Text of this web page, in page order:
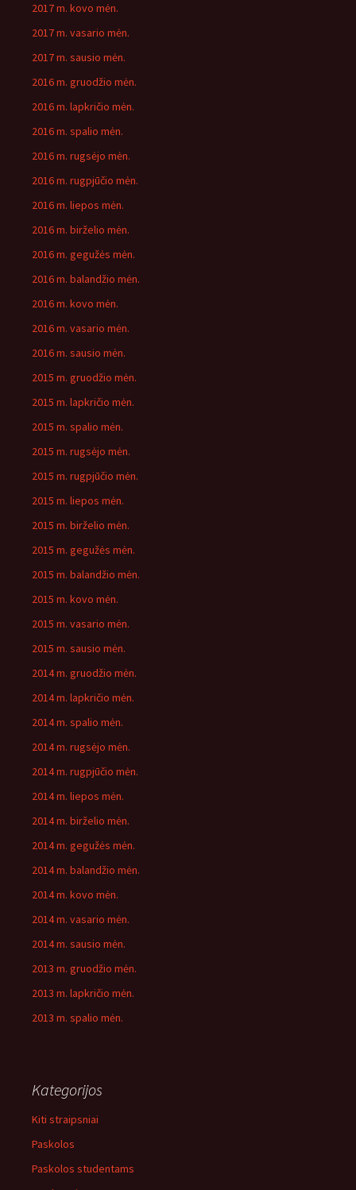
2017 m. kovo mėn.
2017 m. vasario mėn.
2017 m. sausio mėn.
2016 m. gruodžio mėn.
2016 m. lapkričio mėn.
2016 m. spalio mėn.
2016 m. rugsėjo mėn.
2016 m. rugpjūčio mėn.
2016 m. liepos mėn.
2016 m. birželio mėn.
2016 m. gegužės mėn.
2016 m. balandžio mėn.
2016 m. kovo mėn.
2016 m. vasario mėn.
2016 m. sausio mėn.
2015 m. gruodžio mėn.
2015 m. lapkričio mėn.
2015 m. spalio mėn.
2015 m. rugsėjo mėn.
2015 m. rugpjūčio mėn.
2015 m. liepos mėn.
2015 m. birželio mėn.
2015 m. gegužės mėn.
2015 m. balandžio mėn.
2015 m. kovo mėn.
2015 m. vasario mėn.
2015 m. sausio mėn.
2014 m. gruodžio mėn.
2014 m. lapkričio mėn.
2014 m. spalio mėn.
2014 m. rugsėjo mėn.
2014 m. rugpjūčio mėn.
2014 m. liepos mėn.
2014 m. birželio mėn.
2014 m. gegužės mėn.
2014 m. balandžio mėn.
2014 m. kovo mėn.
2014 m. vasario mėn.
2014 m. sausio mėn.
2013 m. gruodžio mėn.
2013 m. lapkričio mėn.
2013 m. spalio mėn.
Kategorijos
Kiti straipsniai
Paskolos
Paskolos studentams